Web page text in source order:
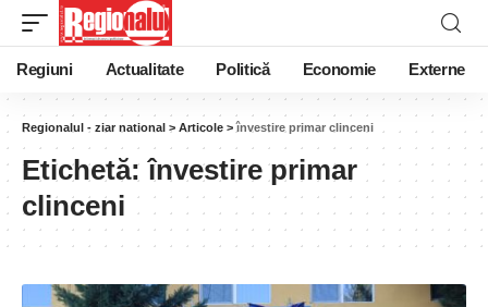
Regiuni Actualitate Politică Economie Externe
Regionalul - ziar national > Articole >învestire primar clinceni
Etichetă:învestire primar
clinceni